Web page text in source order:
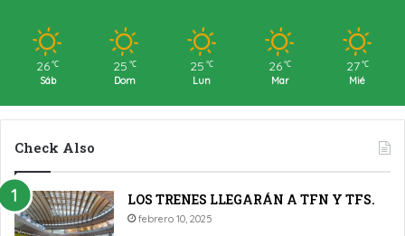
26 ℃
Sáb
25 ℃
Dom
25 ℃
Lun
26 ℃
Mar
27 ℃
Mié
Check Also
LOS TRENES LLEGARÁN A TFN Y TFS.
febrero 10, 2025